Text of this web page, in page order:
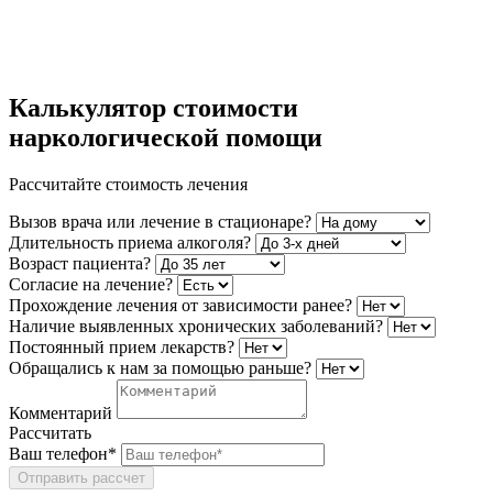
Калькулятор стоимости
наркологической помощи
Рассчитайте стоимость лечения
Вызов врача или лечение в стационаре?
Длительность приема алкоголя?
Возраст пациента?
Согласие на лечение?
Прохождение лечения от зависимости ранее?
Наличие выявленных хронических заболеваний?
Постоянный прием лекарств?
Обращались к нам за помощью раньше?
Комментарий
Рассчитать
Ваш телефон*
Отправить рассчет